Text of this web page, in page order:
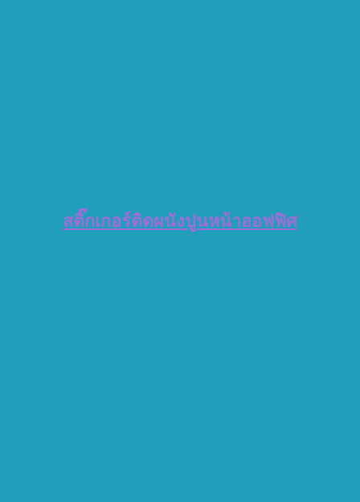
สติ๊กเกอร์ติดผนังปูนหน้าออฟฟิศ